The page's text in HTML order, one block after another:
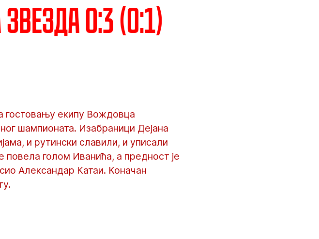
0:3 (0:1)
гостовању екипу Вождовца
шампионата. Изабраници Дејана
и рутински славили, и уписали
повела голом Иванића, а предност је
Александар Катаи. Коначан